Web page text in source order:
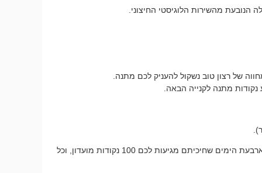
מהשירות הלוגיסטי החיצוני.
של רצון טוב נשקול להעניק לכם מתנה.
מתנה לקנייה הבאה.
אם משלוח אמור להגיע בתוך עד 5 ימי עסקים, כבר בסיום היום הרביעי תוכלו לבקש את ההטבה הרטרואקטיבית. זאת אומרת שעל ארבעת הימים שחיכיתם מגיעות לכם 100 נקודות מועדון, וכל